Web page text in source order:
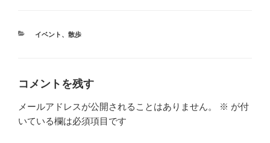
カ
イベント 、 散歩
コメントを残す
メールアドレスが公開されることはありません。 ※ が付
いている欄は必須項目です